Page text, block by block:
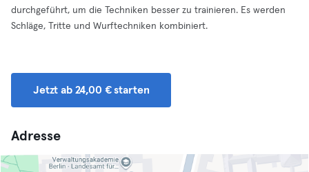
durchgeführt, um die Techniken besser zu trainieren. Es werden
Schläge, Tritte und Wurftechniken kombiniert.
Jetzt ab 24,00 € starten
Adresse